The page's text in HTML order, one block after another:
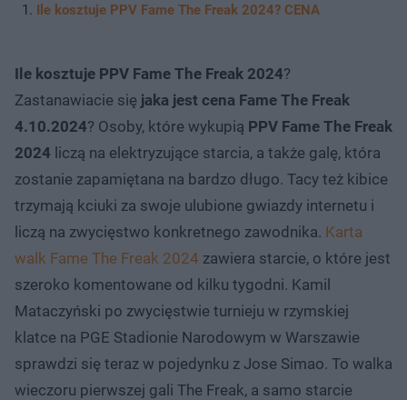
Ile kosztuje PPV Fame The Freak 2024? CENA
Ile kosztuje PPV Fame The Freak 2024?
Zastanawiacie się jaka jest cena Fame The Freak
4.10.2024? Osoby, które wykupią PPV Fame The Freak
2024 liczą na elektryzujące starcia, a także galę, która
zostanie zapamiętana na bardzo długo. Tacy też kibice
trzymają kciuki za swoje ulubione gwiazdy internetu i
liczą na zwycięstwo konkretnego zawodnika. Karta
walk Fame The Freak 2024 zawiera starcie, o które jest
szeroko komentowane od kilku tygodni. Kamil
Mataczyński po zwycięstwie turnieju w rzymskiej
klatce na PGE Stadionie Narodowym w Warszawie
sprawdzi się teraz w pojedynku z Jose Simao. To walka
wieczoru pierwszej gali The Freak, a samo starcie